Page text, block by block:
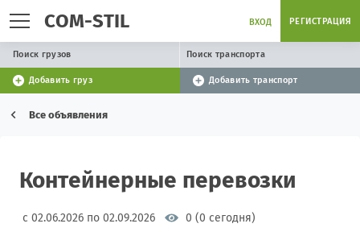
COM-STIL ВХОД РЕГИСТРАЦИЯ
Поиск грузов Поиск транспорта
Добавить груз Добавить транспорт
Все объявления
Контейнерные перевозки
с 02.06.2026 по 02.09.2026 0 (0 сегодня)